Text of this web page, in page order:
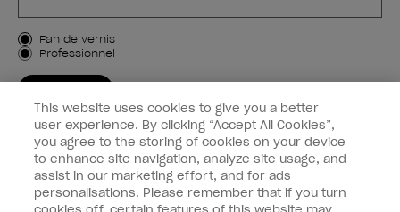
Type de client
Fan de vernis
Professionnel
Informations clients
Connectez-Vous
This website uses cookies to give you a better
user experience. By clicking “Accept All Cookies”,
you agree to the storing of cookies on your device
to enhance site navigation, analyze site usage, and
assist in our marketing effort, and for ads
personalisations. Please remember that if you turn